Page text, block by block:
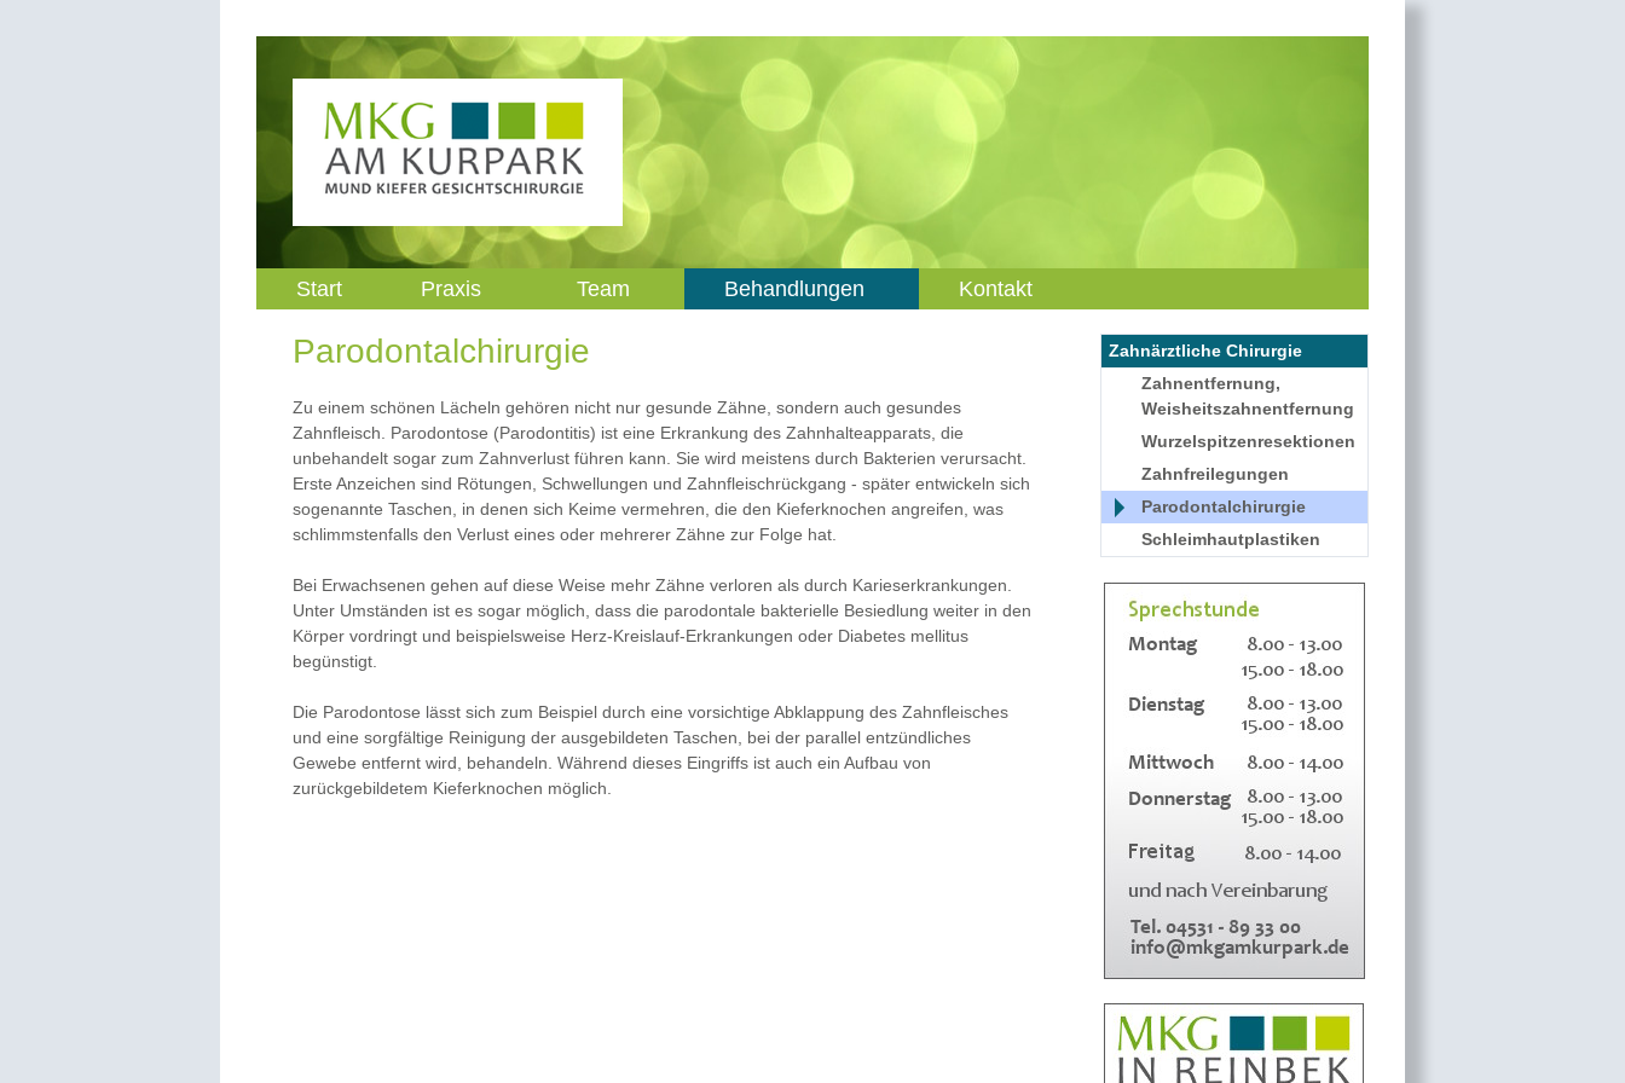
Start Praxis Team Behandlungen Kontakt
Parodontalchirurgie
Zu einem schönen Lächeln gehören nicht nur gesunde Zähne, sondern auch gesundes
Zahnfleisch. Parodontose (Parodontitis) ist eine Erkrankung des Zahnhalteapparats, die
unbehandelt sogar zum Zahnverlust führen kann. Sie wird meistens durch Bakterien verursacht.
Erste Anzeichen sind Rötungen, Schwellungen und Zahnfleischrückgang - später entwickeln sich
sogenannte Taschen, in denen sich Keime vermehren, die den Kieferknochen angreifen, was
schlimmstenfalls den Verlust eines oder mehrerer Zähne zur Folge hat.
Bei Erwachsenen gehen auf diese Weise mehr Zähne verloren als durch Karieserkrankungen.
Unter Umständen ist es sogar möglich, dass die parodontale bakterielle Besiedlung weiter in den
Körper vordringt und beispielsweise Herz-Kreislauf-Erkrankungen oder Diabetes mellitus
begünstigt.
Die Parodontose lässt sich zum Beispiel durch eine vorsichtige Abklappung des Zahnfleisches
und eine sorgfältige Reinigung der ausgebildeten Taschen, bei der parallel entzündliches
Gewebe entfernt wird, behandeln. Während dieses Eingriffs ist auch ein Aufbau von
zurückgebildetem Kieferknochen möglich.
Zahnärztliche Chirurgie
Zahnentfernung,
Weisheitszahnentfernung
Wurzelspitzenresektionen
Zahnfreilegungen
Parodontalchirurgie
Schleimhautplastiken